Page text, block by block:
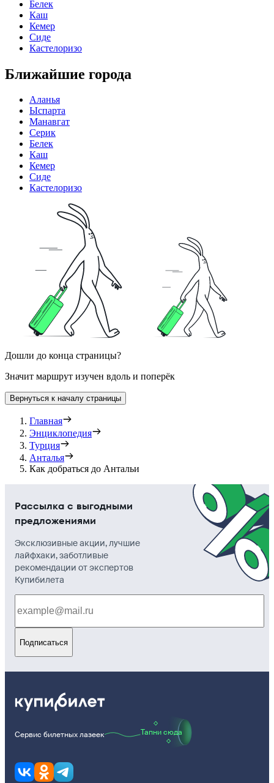
Белек
Каш
Кемер
Сиде
Кастелоризо
Ближайшие города
Аланья
Ыспарта
Манавгат
Серик
Белек
Каш
Кемер
Сиде
Кастелоризо
Дошли до конца страницы?
Значит маршрут изучен вдоль и поперёк
Вернуться к началу страницы
Главная
Энциклопедия
Турция
Анталья
Как добраться до Антальи
Рассылка с выгодными
предложениями
Эксклюзивные акции, лучшие
лайфхаки, заботливые
рекомендации от экспертов
Купибилета
Подписаться
Сервис билетных лазеек Тапни сюда